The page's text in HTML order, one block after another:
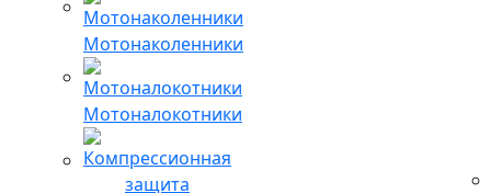
Мотонаколенники
Мотоналокотники